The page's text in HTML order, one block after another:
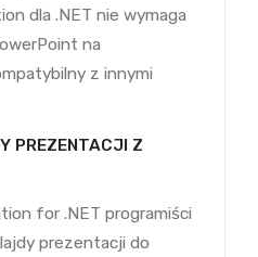
dla .NET nie wymaga
na
z innymi
PREZENTACJI Z
for .NET programiści
prezentacji do